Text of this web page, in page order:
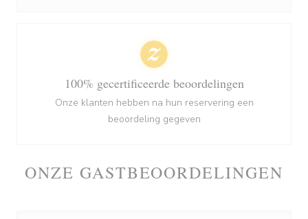
ONZE GASTBEOORDELINGEN
100% gecertificeerde beoordelingen
Onze klanten hebben na hun reservering een
beoordeling gegeven